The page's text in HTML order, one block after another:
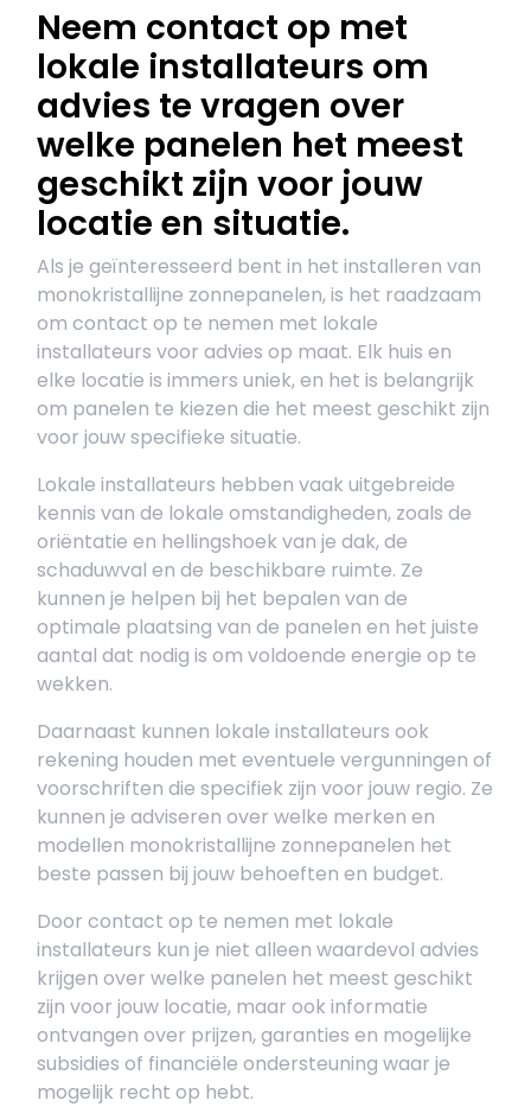
Neem contact op met
lokale installateurs om
advies te vragen over
welke panelen het meest
geschikt zijn voor jouw
locatie en situatie.
Als je geïnteresseerd bent in het installeren van
monokristallijne zonnepanelen, is het raadzaam
om contact op te nemen met lokale
installateurs voor advies op maat. Elk huis en
elke locatie is immers uniek, en het is belangrijk
om panelen te kiezen die het meest geschikt zijn
voor jouw specifieke situatie.
Lokale installateurs hebben vaak uitgebreide
kennis van de lokale omstandigheden, zoals de
oriëntatie en hellingshoek van je dak, de
schaduwval en de beschikbare ruimte. Ze
kunnen je helpen bij het bepalen van de
optimale plaatsing van de panelen en het juiste
aantal dat nodig is om voldoende energie op te
wekken.
Daarnaast kunnen lokale installateurs ook
rekening houden met eventuele vergunningen of
voorschriften die specifiek zijn voor jouw regio. Ze
kunnen je adviseren over welke merken en
modellen monokristallijne zonnepanelen het
beste passen bij jouw behoeften en budget.
Door contact op te nemen met lokale
installateurs kun je niet alleen waardevol advies
krijgen over welke panelen het meest geschikt
zijn voor jouw locatie, maar ook informatie
ontvangen over prijzen, garanties en mogelijke
subsidies of financiële ondersteuning waar je
mogelijk recht op hebt.